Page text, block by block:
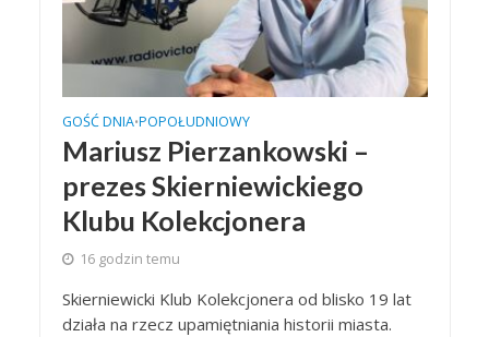
GOŚĆ DNIA•POPOŁUDNIOWY
Mariusz Pierzankowski –
prezes Skierniewickiego
Klubu Kolekcjonera
16 godzin temu
Skierniewicki Klub Kolekcjonera od blisko 19 lat
działa na rzecz upamiętniania historii miasta.